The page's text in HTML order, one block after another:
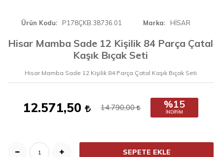
Ürün Kodu P178ÇKB.38736.01 Marka HİSAR
Hisar Mamba Sade 12 Kişilik 84 Parça Çatal
Kaşık Bıçak Seti
Hisar Mamba Sade 12 Kişilik 84 Parça Çatal Kaşık Bıçak Seti
12.571,50 14.790,00 %15
İNDIRIM
SEPETE EKLE